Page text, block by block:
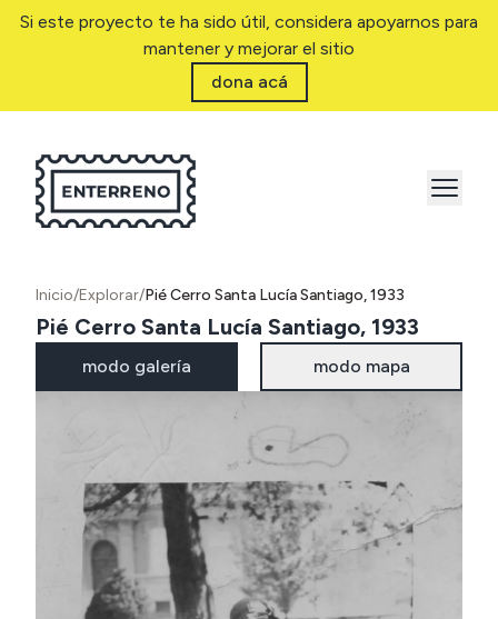
Si este proyecto te ha sido útil, considera apoyarnos para
mantener y mejorar el sitio
dona acá
Inicio/Explorar/Pié Cerro Santa Lucía Santiago, 1933
Pié Cerro Santa Lucía Santiago, 1933
modo galería modo mapa